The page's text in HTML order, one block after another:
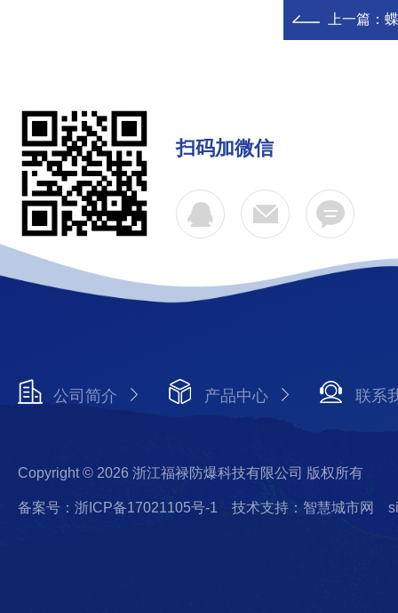
上一篇：
扫码加微信
公司简介 产品中心 联系
Copyright © 2026 浙江福禄防爆科技有限公司 版权所有
备案号：浙ICP备17021105号-1 技术支持：智慧城市网